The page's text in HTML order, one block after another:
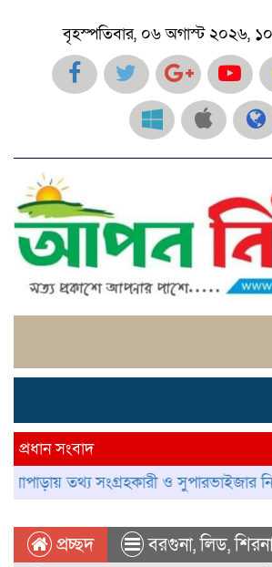
বৃহস্পতিবার, ০৬ অগাস্ট ২০২৬,
প্রধান সংবাদ
সংগ্রহকারী ও সুপারভাইজার নিয়োগের
প্রচ্ছদ বরগুনা,লিড,